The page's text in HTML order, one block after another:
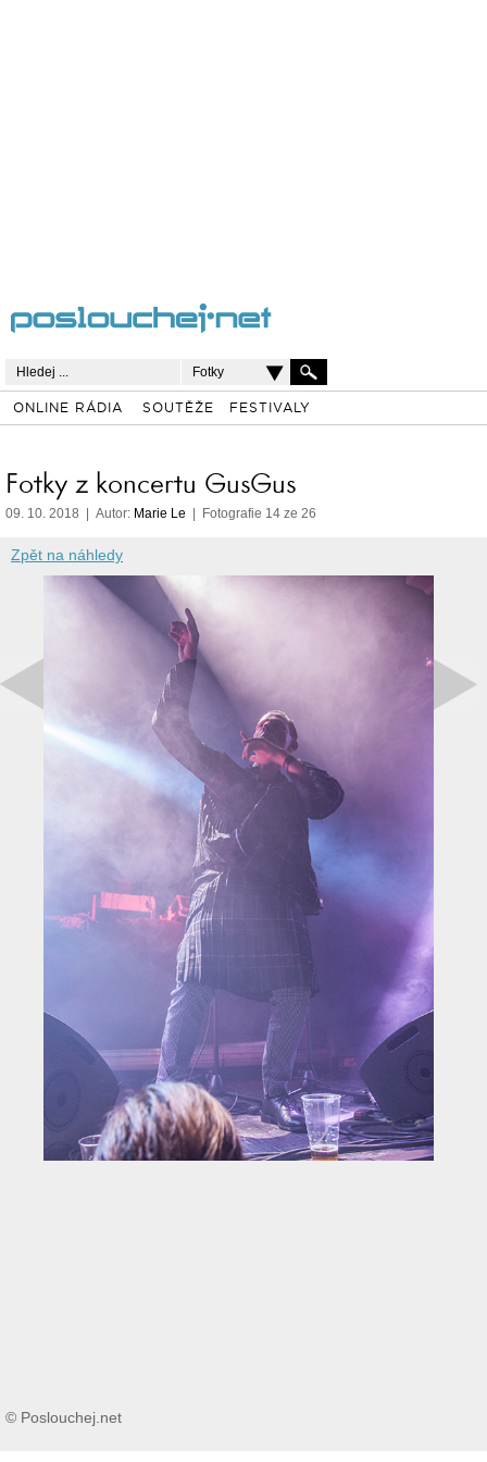
Fotky
ONLINE RÁDIA SOUTĚŽE FESTIVALY
Fotky z koncertu GusGus
09. 10. 2018 | Autor: Marie Le | Fotografie 14 ze 26
Zpět na náhledy
© Poslouchej.net